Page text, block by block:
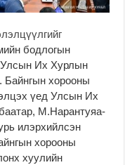
бодлогын
Улсын Их Хурлын
Байнгын хорооны
үед Улсын Их
М.Нарантуяа-
илэрхийлсэн
хорооны
хуулийн